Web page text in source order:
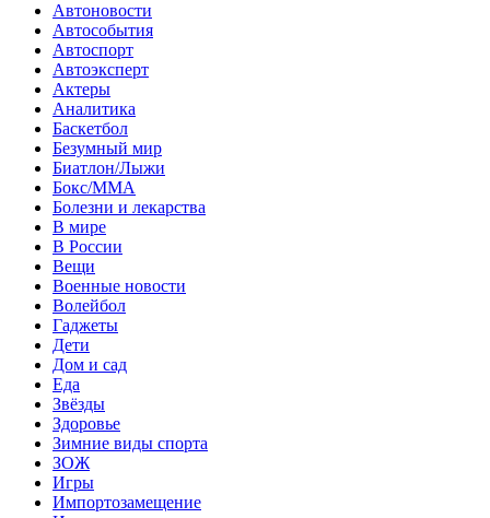
Автоновости
Автособытия
Автоспорт
Автоэксперт
Актеры
Аналитика
Баскетбол
Безумный мир
Биатлон/Лыжи
Бокс/MMA
Болезни и лекарства
В мире
В России
Вещи
Военные новости
Волейбол
Гаджеты
Дети
Дом и сад
Еда
Звёзды
Здоровье
Зимние виды спорта
ЗОЖ
Игры
Импортозамещение